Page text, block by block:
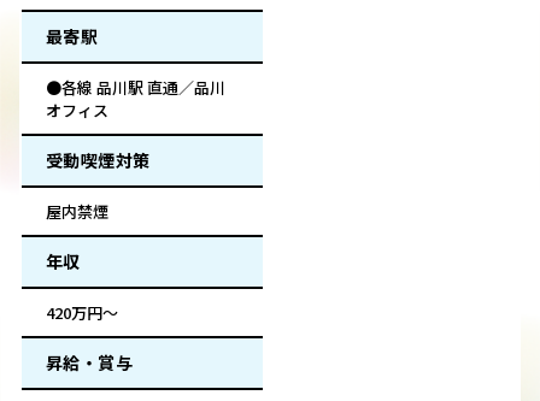
最寄駅
●各線 品川駅 直通／品川
オフィス
受動喫煙対策
屋内禁煙
年収
420万円～
昇給・賞与